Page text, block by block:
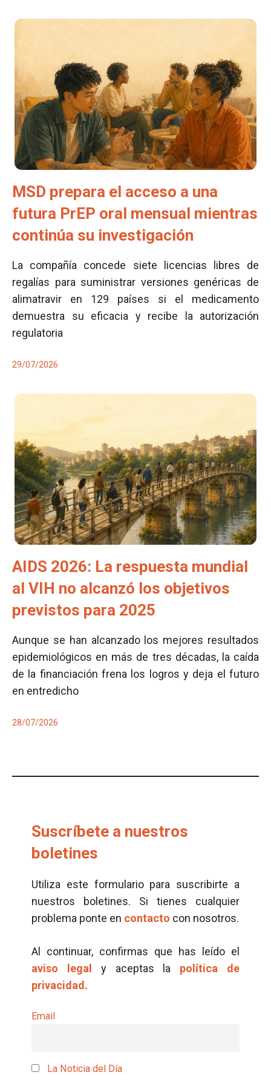
MSD prepara el acceso a una
futura PrEP oral mensual mientras
continúa su investigación
La compañía concede siete licencias libres de
regalías para suministrar versiones genéricas de
alimatravir en 129 países si el medicamento
demuestra su eficacia y recibe la autorización
regulatoria
29/07/2026
AIDS 2026: La respuesta mundial
al VIH no alcanzó los objetivos
previstos para 2025
Aunque se han alcanzado los mejores resultados
epidemiológicos en más de tres décadas, la caída
de la financiación frena los logros y deja el futuro
en entredicho
28/07/2026
Suscríbete a nuestros
boletines
Utiliza este formulario para suscribirte a
nuestros boletines. Si tienes cualquier
problema ponte en contacto con nosotros.
Al continuar, confirmas que has leído el
aviso legal
y aceptas la política de
privacidad.
Email
La Noticia del Día